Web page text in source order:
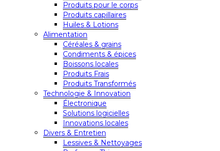
Produits pour le corps
Produits capillaires
Huiles & Lotions
Alimentation
Céréales & grains
Condiments & épices
Boissons locales
Produits Frais
Produits Transformés
Technologie & Innovation
Électronique
Solutions logicielles
Innovations locales
Divers & Entretien
Lessives & Nettoyages